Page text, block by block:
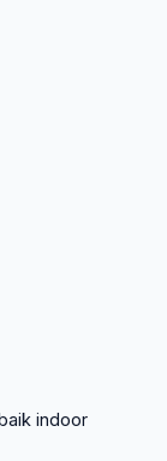
indoor